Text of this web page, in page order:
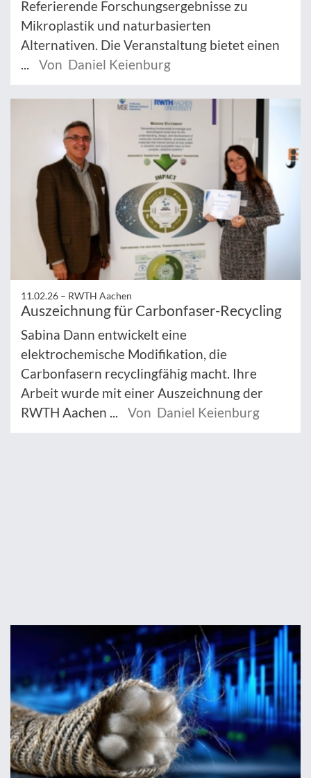
Referierende Forschungsergebnisse zu
Mikroplastik und naturbasierten
Alternativen. Die Veranstaltung bietet einen
...
Von Daniel Keienburg
11.02.26 – RWTH Aachen
Auszeichnung für Carbonfaser-Recycling
Sabina Dann entwickelt eine
elektrochemische Modifikation, die
Carbonfasern recyclingfähig macht. Ihre
Arbeit wurde mit einer Auszeichnung der
RWTH Aachen ...
Von Daniel Keienburg